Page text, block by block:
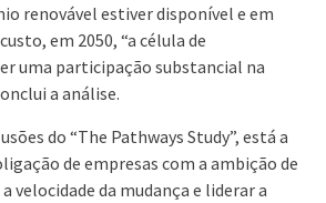
renovável estiver disponível e em
em 2050, “a célula de
uma participação substancial na
a análise.
do “The Pathways Study”, está a
de empresas com a ambição de
velocidade da mudança e liderar a